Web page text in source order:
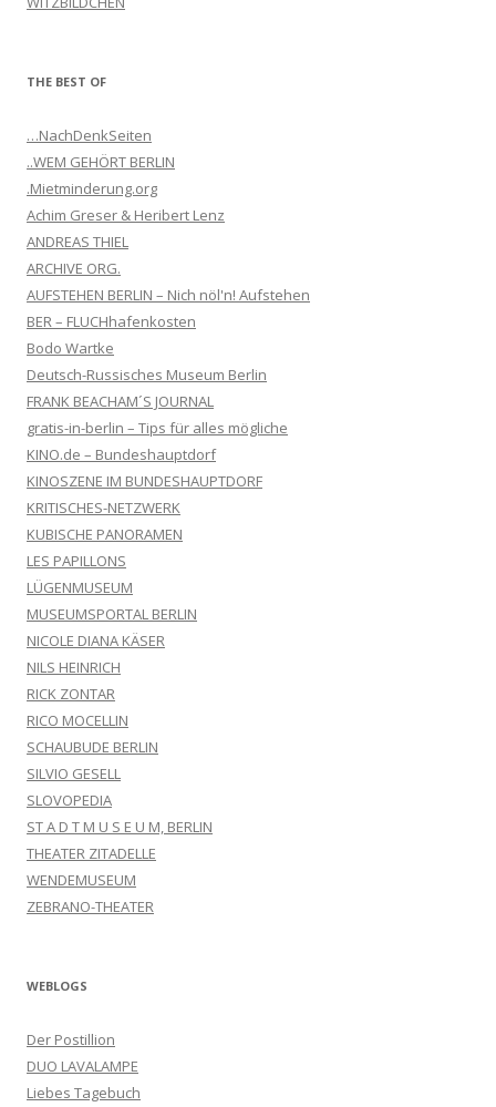
THE BEST OF
…NachDenkSeiten
..WEM GEHÖRT BERLIN
.Mietminderung.org
Achim Greser & Heribert Lenz
ANDREAS THIEL
ARCHIVE ORG.
AUFSTEHEN BERLIN – Nich nöl'n! Aufstehen
BER – FLUCHhafenkosten
Bodo Wartke
Deutsch-Russisches Museum Berlin
FRANK BEACHAM´S JOURNAL
gratis-in-berlin – Tips für alles mögliche
KINO.de – Bundeshauptdorf
KINOSZENE IM BUNDESHAUPTDORF
KRITISCHES-NETZWERK
KUBISCHE PANORAMEN
LES PAPILLONS
LÜGENMUSEUM
MUSEUMSPORTAL BERLIN
NICOLE DIANA KÄSER
NILS HEINRICH
RICK ZONTAR
RICO MOCELLIN
SCHAUBUDE BERLIN
SILVIO GESELL
SLOVOPEDIA
ST A D T M U S E U M, BERLIN
THEATER ZITADELLE
WENDEMUSEUM
ZEBRANO-THEATER
WEBLOGS
Der Postillion
DUO LAVALAMPE
Liebes Tagebuch